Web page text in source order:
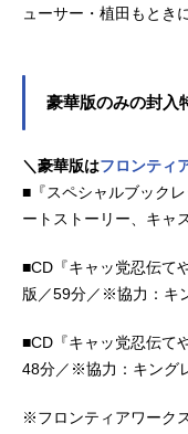
ューサー・植田もとき
豪華版のみの封入
＼豪華版はフロンティ
■『スペシャルブック
ートストーリー、キャ
■CD『キャッ党忍伝て
版／59分／※協力：キ
■CD『キャッ党忍伝て
48分／※協力：キング
※フロンティアワーク